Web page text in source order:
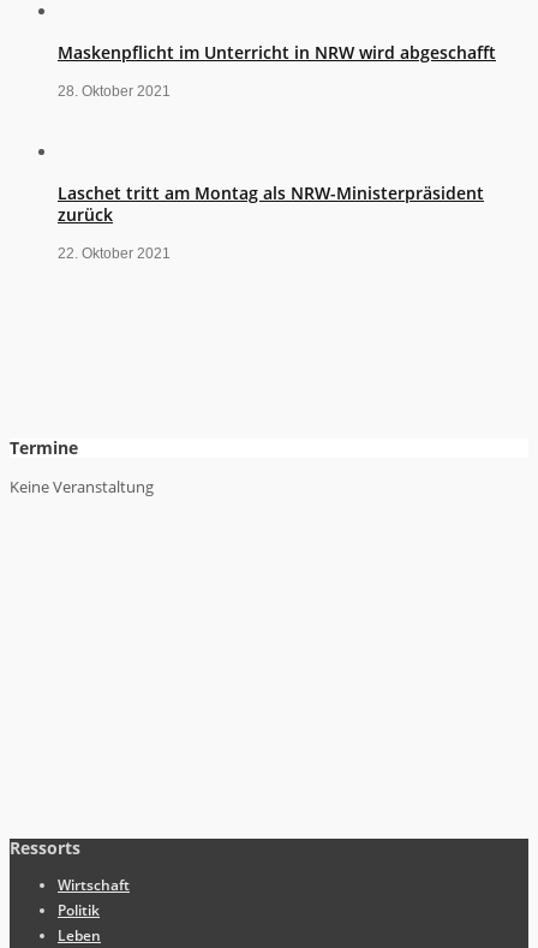
Maskenpflicht im Unterricht in NRW wird abgeschafft
28. Oktober 2021
Laschet tritt am Montag als NRW-Ministerpräsident
zurück
22. Oktober 2021
Termine
Keine Veranstaltung
Ressorts
Wirtschaft
Politik
Leben